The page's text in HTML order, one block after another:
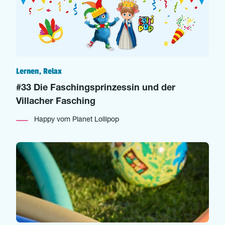
Lernen, Relax
#33 Die Faschingsprinzessin und der
Villacher Fasching
Happy vom Planet Lollipop